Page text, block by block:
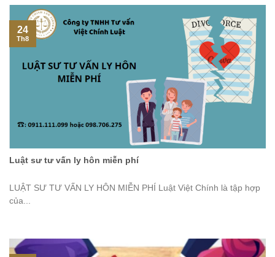
Luật sư tư vấn ly hôn miễn phí
LUẬT SƯ TƯ VẤN LY HÔN MIỄN PHÍ Luật Việt Chính là tập hợp
của...
24
Th8